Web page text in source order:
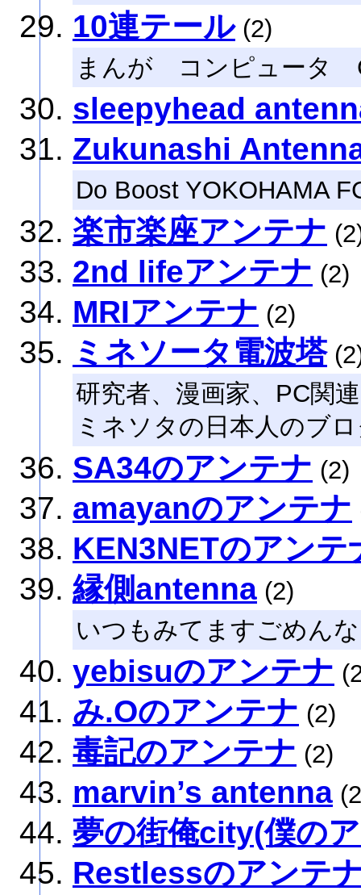
10連テール(2)
まんが コンピュータ
sleepyhead
Zukunashi
Do Boost YOKOHAMA
楽市楽座アンテナ
2nd lifeアンテナ (2)
MRIアンテナ (2)
ミネソータ電波塔
研究者、漫画家、PC関
ミネソタの日本人のブ
SA34のアンテナ (2)
amayanのアンテナ
KEN3NETのアンテ
縁側antenna (2)
いつもみてますごめん
yebisuのアンテナ
み.Oのアンテナ (2)
毒記のアンテナ (2)
marvin’s antenna
夢の街俺city(僕の
Restlessのアンテ